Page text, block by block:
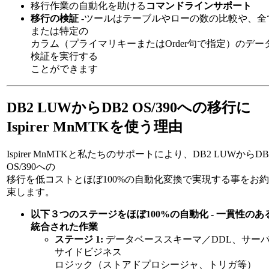
移行作業の自動化を助ける コマンドラインサポート
移行の検証 -ツールはテーブルやローの数の比較や、全
または特定の
カラム（プライマリキーまたはOrder句で指定）のデー
検証を実行する
ことができます
DB2 LUWからDB2 OS/390への移行に
Ispirer MnMTKを使う理由
Ispirer MnMTKと私たちのサポートにより、DB2 LUWから
OS/390への
移行を低コストとほぼ100%の自動化変換で実現する事をお約
束します。
以下３つのステージをほぼ100%の自動化 - 一貫性のあ
統合された作業
ステージ 1: データベーススキーマ／DDL、サー
サイドビジネス
ロジック（ストアドプロシージャ、トリガ等）